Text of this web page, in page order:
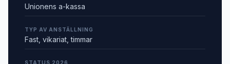
Unionens a-kassa
TYP AV ANSTÄLLNING
Fast, vikariat, timmar
STATUS 2026